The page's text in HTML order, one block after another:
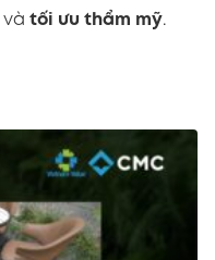
và tối ưu thẩm mỹ.